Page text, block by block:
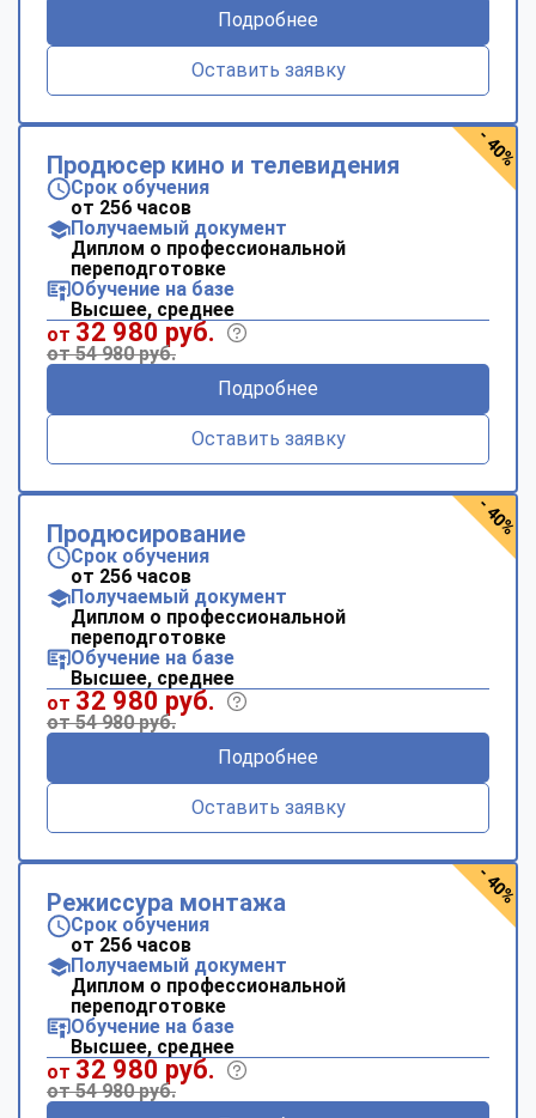
Подробнее
Оставить заявку
Продюсер кино и телевидения
Срок обучения
от 256 часов
Получаемый документ
Диплом о профессиональной
переподготовке
Обучение на базе
Высшее, среднее
от 32 980 руб.
от 54 980 руб.
Подробнее
Оставить заявку
- 40%
Продюсирование
Срок обучения
от 256 часов
Получаемый документ
Диплом о профессиональной
переподготовке
Обучение на базе
Высшее, среднее
от 32 980 руб.
от 54 980 руб.
Подробнее
Оставить заявку
- 40%
Режиссура монтажа
Срок обучения
от 256 часов
Получаемый документ
Диплом о профессиональной
переподготовке
Обучение на базе
Высшее, среднее
от 32 980 руб.
от 54 980 руб.
- 40%